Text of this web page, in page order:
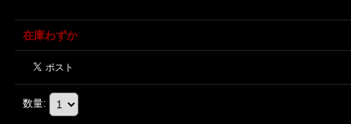
在庫わずか
数量: